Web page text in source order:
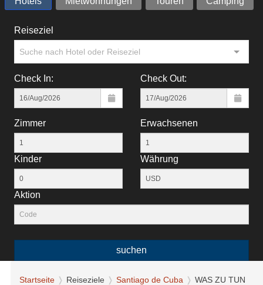
Reiseziel
Suche nach Hotel oder Reiseziel
Check In: Check Out:
Zimmer Erwachsenen
Kinder Währung
Aktion
suchen
Startseite Reiseziele Santiago de Cuba WAS ZU TUN